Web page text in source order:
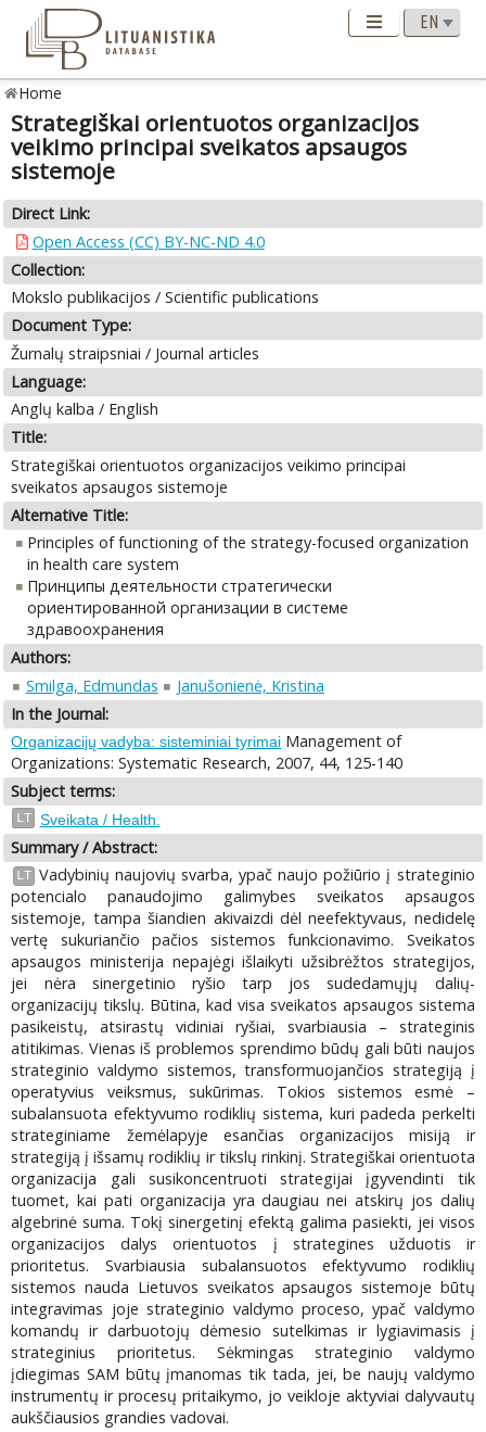
Home
Strategiškai orientuotos organizacijos
veikimo principai sveikatos apsaugos
sistemoje
Direct Link:
Open Access (CC) BY-NC-ND 4.0
Collection:
Mokslo publikacijos / Scientific publications
Document Type:
Žurnalų straipsniai / Journal articles
Language:
Anglų kalba / English
Title:
Strategiškai orientuotos organizacijos veikimo principai
sveikatos apsaugos sistemoje
Alternative Title:
Principles of functioning of the strategy-focused organization
in health care system
Принципы деятельности стратегически
ориентированной организации в системе
здравоохранения
Authors:
Smilga, Edmundas
Janušonienė, Kristina
In the Journal:
Organizacijų vadyba: sisteminiai tyrimai Management of
Organizations: Systematic Research, 2007, 44, 125-140
Subject terms:
LT Sveikata / Health.
Summary / Abstract:
LT Vadybinių naujovių svarba, ypač naujo požiūrio į strateginio
potencialo panaudojimo galimybes sveikatos apsaugos
sistemoje, tampa šiandien akivaizdi dėl neefektyvaus, nedidelę
vertę sukuriančio pačios sistemos funkcionavimo. Sveikatos
apsaugos ministerija nepajėgi išlaikyti užsibrėžtos strategijos,
jei nėra sinergetinio ryšio tarp jos sudedamųjų dalių-
organizacijų tikslų. Būtina, kad visa sveikatos apsaugos sistema
pasikeistų, atsirastų vidiniai ryšiai, svarbiausia – strateginis
atitikimas. Vienas iš problemos sprendimo būdų gali būti naujos
strateginio valdymo sistemos, transformuojančios strategiją į
operatyvius veiksmus, sukūrimas. Tokios sistemos esmė –
subalansuota efektyvumo rodiklių sistema, kuri padeda perkelti
strateginiame žemėlapyje esančias organizacijos misiją ir
strategiją į išsamų rodiklių ir tikslų rinkinį. Strategiškai orientuota
organizacija gali susikoncentruoti strategijai įgyvendinti tik
tuomet, kai pati organizacija yra daugiau nei atskirų jos dalių
algebrinė suma. Tokį sinergetinį efektą galima pasiekti, jei visos
organizacijos dalys orientuotos į strategines užduotis ir
prioritetus. Svarbiausia subalansuotos efektyvumo rodiklių
sistemos nauda Lietuvos sveikatos apsaugos sistemoje būtų
integravimas joje strateginio valdymo proceso, ypač valdymo
komandų ir darbuotojų dėmesio sutelkimas ir lygiavimasis į
strateginius prioritetus. Sėkmingas strateginio valdymo
įdiegimas SAM būtų įmanomas tik tada, jei, be naujų valdymo
instrumentų ir procesų pritaikymo, jo veikloje aktyviai dalyvautų
aukščiausios grandies vadovai.